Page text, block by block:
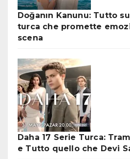
Doğanın Kanunu: Tutto
turca che promette
scena
Daha 17 Serie Turca:
e Tutto quello che Devi